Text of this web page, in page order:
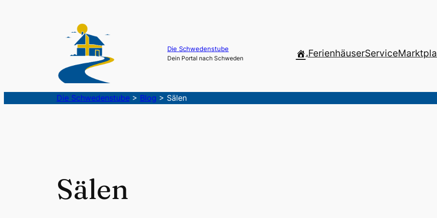
Die Schwedenstube
Dein Portal nach Schweden .FerienhäuserService
Die Schwedenstube> Blog > Sälen
Sälen